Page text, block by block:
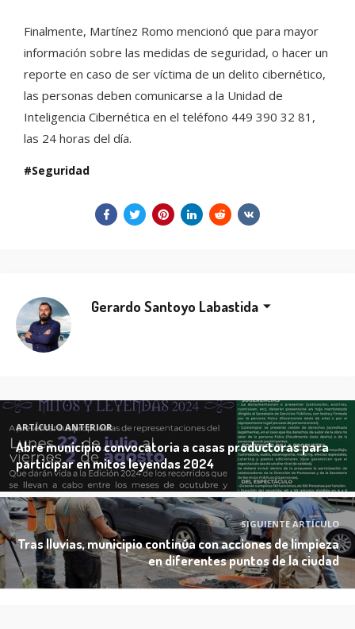
Finalmente, Martínez Romo mencionó que para mayor
información sobre las medidas de seguridad, o hacer un
reporte en caso de ser víctima de un delito cibernético,
las personas deben comunicarse a la Unidad de
Inteligencia Cibernética en el teléfono 449 390 32 81,
las 24 horas del día.
Seguridad
Gerardo Santoyo Labastida
ARTÍCULO ANTERIOR
Abre municipio convocatoria a casas productoras para
participar en mitos leyendas 2024
SIGUIENTE ARTÍCULO
Tras lluvias, municipio continúa con acciones de limpieza
en diferentes puntos de la ciudad